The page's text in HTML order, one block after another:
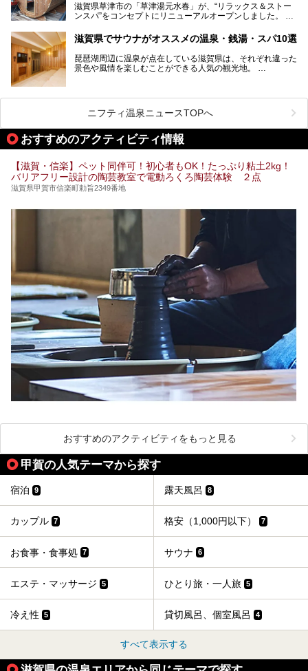
を打てるのも醍醐味の一つ。そして、若女将はなんと「元ア
イドル」の現役アーティスト。音楽スタジオまで備えたユニ
滋賀県草津市の「草津湯元水春」が、“リラックス＆ストー
ンスパ”をコンセプトにリニューアルオープンしました。
たほか、岩盤房やバレルサウナも新設されました。さらに地
産地消をテーマにしたレストランメニューもパワーアップ。
今回新しくなった「草津湯元水春」の魅力を余すところなく
紹介します。
滋賀県でサウナがオススメの温泉・銭湯・スパ10選
琵琶湖周辺に温泉が点在している滋賀県は、それぞれ違った
景色や風情を楽しむことができる人気の観光地。
旅行やお出かけのついではもちろん、近隣にお住いの方はぜ
ひ気軽に立ち寄ってみてくださいね。
ニフティ温泉ニュースTOPへ
おすすめのアクティビティ情報
【滋賀・信楽】ペット同伴可！初心者もOK！たっぷり粘土2kg！
バリアフリー設計の陶芸教室で電動ろくろ陶芸体験 ２点
滋賀県甲賀市信楽町勅旨2349番地
おすすめのアクティビティをもっと見る
甲賀の人気テーマから探す
宿泊 9 露天風呂 8
カップル 7 格安（1,000円以下） 7
お食事・食事処 7 サウナ 6
エステ・マッサージ 5 ひとり旅・一人旅 5
冷え性 5 貸切風呂、個室風呂 4
すべて表示する